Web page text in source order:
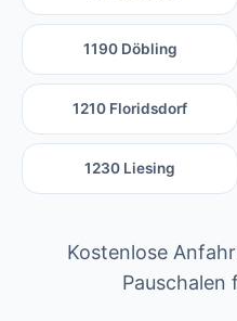
1190 Döbling
1210 Floridsdorf
1230 Liesing
Kostenlose
Pauschalen